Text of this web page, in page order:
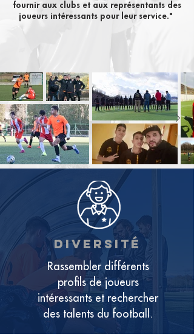
fournir aux clubs et aux représentants des
joueurs intéressants pour leur service."
diversité
Rassembler différents
profils de joueurs
intéressants et rechercher
des talents du football.